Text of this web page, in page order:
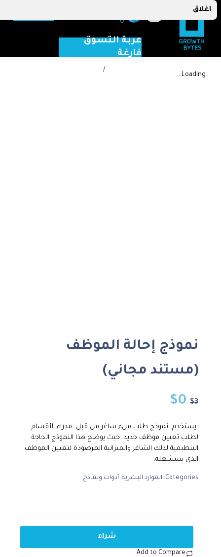
0
عربة التسوق
فارغة
menu
Loading...
نموذج إحالة الموظف
(مستند مجاني)
$
$0
يستخدم نموذج طلب ملء شاغر من قبل مدراء الأقسام
لطلب تعيين موظف جديد. حيث يوضح هذا النموذج الحاجة
التنظيمية لذلك الشاغر والميزانية المرصودة لتعيين الموظف
الذي سيشغله.
Categories: الموارد البشرية,أدوات ونماذج
شراء
Add to Compare
اغلاق